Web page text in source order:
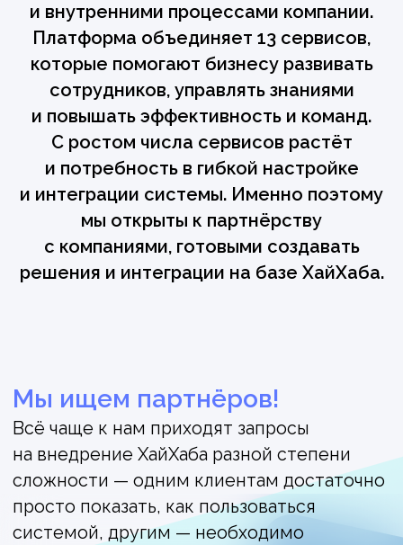
и внутренними процессами компании.
Платформа объединяет 13 сервисов,
которые помогают бизнесу развивать
сотрудников, управлять знаниями
и повышать эффективность и команд.
С ростом числа сервисов растёт
и потребность в гибкой настройке
и интеграции системы. Именно поэтому
мы открыты к партнёрству
с компаниями, готовыми создавать
решения и интеграции на базе ХайХаба.
Мы ищем партнёров!
Всё чаще к нам приходят запросы
на внедрение ХайХаба разной степени
сложности — одним клиентам достаточно
просто показать, как пользоваться
системой, другим — необходимо
полноценное коробочное внедрение
с несколькими интеграциями.
Поэтому сейчас мы находимся в поиске
партнёров, которые готовы оказывать
клиентов.
Что даёт партнёрство
с ХайХабом
из нашей базы — тех, кто уже прошёл
скоринг и готов к сотрудничеству
Передача заказов
1